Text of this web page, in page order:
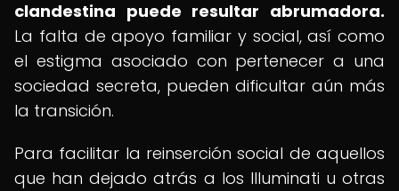
clandestina puede resultar abrumadora.
La falta de apoyo familiar y social, así como
el estigma asociado con pertenecer a una
sociedad secreta, pueden dificultar aún más
la transición.
Para facilitar la reinserción social de aquellos
que han dejado atrás a los Illuminati u otras